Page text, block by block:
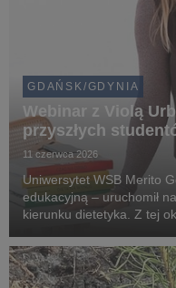
GDAŃSK/GDYNIA
Webinar z Violą
przyszłych
11 czerwca 2026
Uniwersytet WSB Merito
edukacyjną – uruchomił
kierunku dietetyka. Z tej
karierą w branży